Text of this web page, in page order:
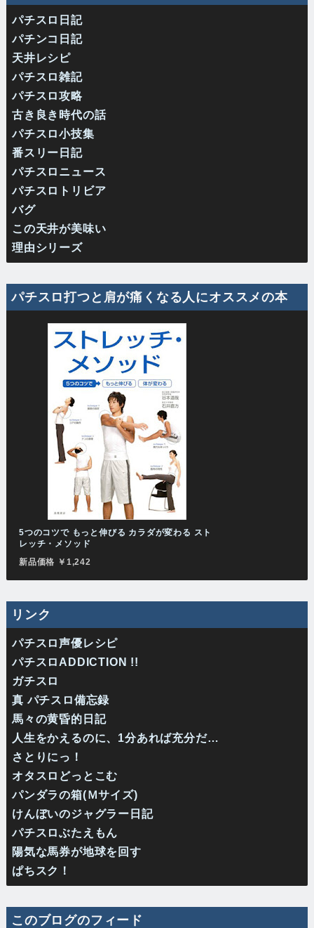
パチスロ日記
パチンコ日記
天井レシピ
パチスロ雑記
パチスロ攻略
古き良き時代の話
パチスロ小技集
番スリー日記
パチスロニュース
パチスロトリビア
バグ
この天井が美味い
理由シリーズ
パチスロ打つと肩が痛くなる人にオススメの本
5つのコツで もっと伸びる カラダが変わる スト
レッチ・メソッド
新品価格 ￥1,242
リンク
パチスロ声優レシピ
パチスロADDICTION !!
ガチスロ
真 パチスロ備忘録
馬々の黄昏的日記
人生をかえるのに、1分あれば充分だ…
さとりにっ！
オタスロどっとこむ
パンダラの箱(Ｍサイズ)
けんぼいのジャグラー日記
パチスロぶたえもん
陽気な馬券が地球を回す
ぱちスク！
このブログのフィード